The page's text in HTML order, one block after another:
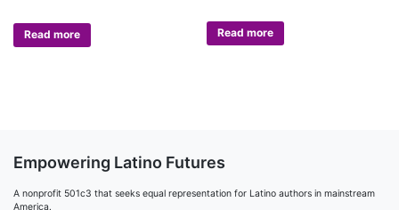
Read more Read more
Empowering Latino Futures
A nonprofit 501c3 that seeks equal representation for Latino authors in mainstream
America.